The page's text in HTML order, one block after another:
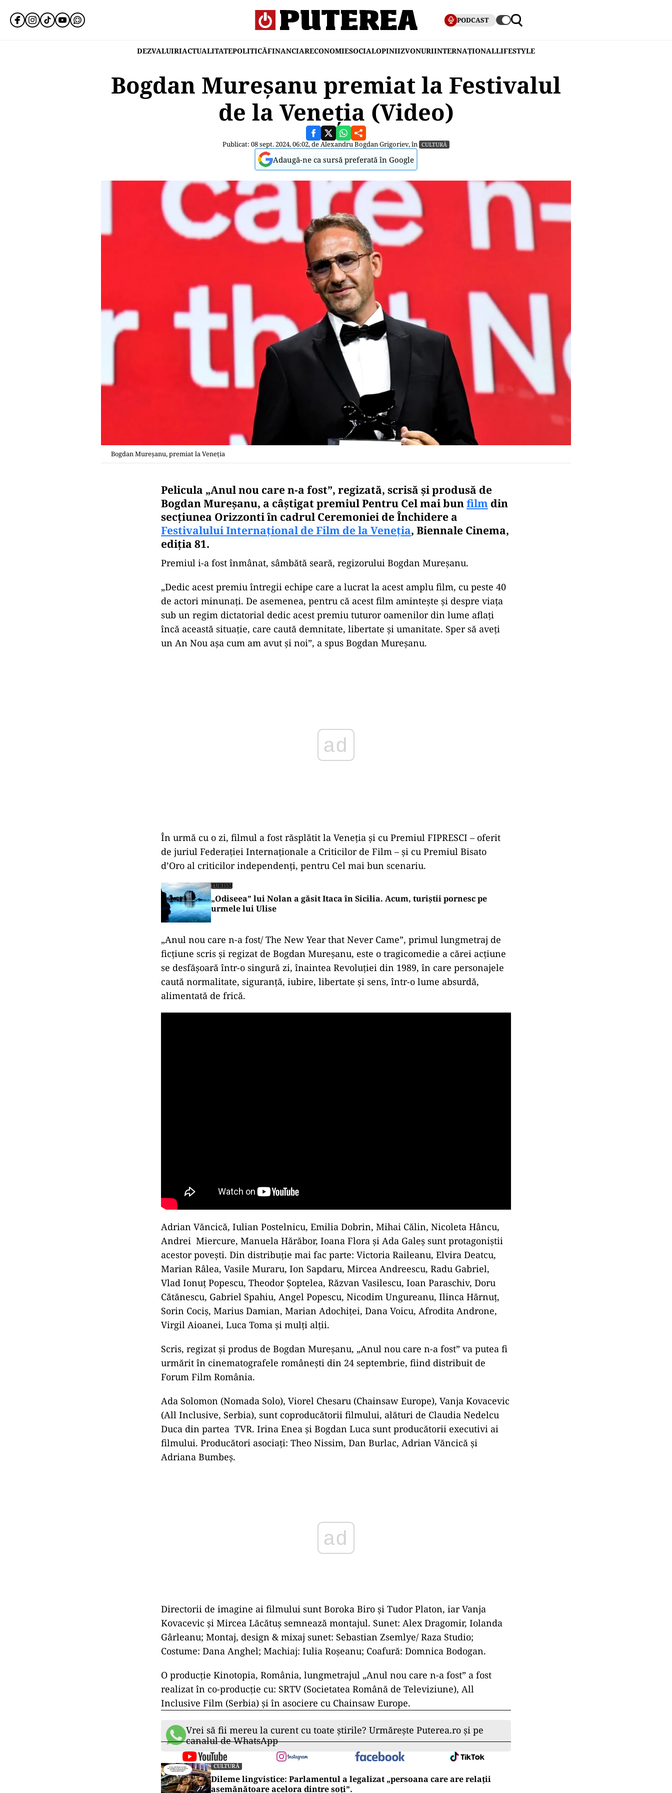
PODCAST
DEZVALUIRIACTUALITATEPOLITICĂFINANCIARECONOMIESOCIALOPINIIZVONURIINTERNAȚIONALLIFESTYLE
Bogdan Mureșanu premiat la Festivalul
de la Veneția (Video)
Publicat: 08 sept. 2024, 06:02, deAlexandru Bogdan Grigoriev, în CULTURĂ
Adaugă-ne ca sursă preferată în Google
Bogdan Mureșanu, premiat la Veneția
Pelicula „Anul nou care n-a fost”, regizată, scrisă şi produsă de
Bogdan Mureşanu, a câştigat premiul Pentru Cel mai bunfilm din
secţiunea Orizzonti în cadrul Ceremoniei de Închidere a
Festivalului Internaţional de Film de la Veneţia, Biennale Cinema,
ediţia 81.
Premiul i-a fost înmânat, sâmbătă seară, regizorului Bogdan Mureşanu.
„Dedic acest premiu întregii echipe care a lucrat la acest amplu film, cu peste 40
de actori minunaţi. De asemenea, pentru că acest film aminteşte şi despre viaţa
sub un regim dictatorial dedic acest premiu tuturor oamenilor din lume aflaţi
încă această situaţie, care caută demnitate, libertate şi umanitate. Sper să aveţi
un An Nou aşa cum am avut şi noi”, a spus Bogdan Mureşanu.
ad
În urmă cu o zi, filmul a fost răsplătit la Veneţia şi cu Premiul FIPRESCI – oferit
de juriul Federaţiei Internaţionale a Criticilor de Film – şi cu Premiul Bisato
d’Oro al criticilor independenţi, pentru Cel mai bun scenariu.
TURISM
„Odiseea” lui Nolan a găsit Itaca în Sicilia. Acum, turiștii pornesc pe
urmele lui Ulise
„Anul nou care n-a fost/ The New Year that Never Came”, primul lungmetraj de
ficţiune scris şi regizat de Bogdan Mureşanu, este o tragicomedie a cărei acţiune
se desfăşoară într-o singură zi, înaintea Revoluţiei din 1989, în care personajele
caută normalitate, siguranţă, iubire, libertate şi sens, într-o lume absurdă,
alimentată de frică.
Adrian Văncică, Iulian Postelnicu, Emilia Dobrin, Mihai Călin, Nicoleta Hâncu,
Andrei Miercure, Manuela Hărăbor, Ioana Flora şi Ada Galeş sunt protagoniştii
acestor poveşti. Din distribuţie mai fac parte: Victoria Raileanu, Elvira Deatcu,
Marian Râlea, Vasile Muraru, Ion Sapdaru, Mircea Andreescu, Radu Gabriel,
Vlad Ionuţ Popescu, Theodor Şoptelea, Răzvan Vasilescu, Ioan Paraschiv, Doru
Cătănescu, Gabriel Spahiu, Angel Popescu, Nicodim Ungureanu, Ilinca Hărnuţ,
Sorin Cociş, Marius Damian, Marian Adochiţei, Dana Voicu, Afrodita Androne,
Virgil Aioanei, Luca Toma şi mulţi alţii.
Scris, regizat şi produs de Bogdan Mureşanu, „Anul nou care n-a fost” va putea fi
urmărit în cinematografele româneşti din 24 septembrie, fiind distribuit de
Forum Film România.
Ada Solomon (Nomada Solo), Viorel Chesaru (Chainsaw Europe), Vanja Kovacevic
(All Inclusive, Serbia), sunt coproducătorii filmului, alături de Claudia Nedelcu
Duca din partea TVR. Irina Enea şi Bogdan Luca sunt producătorii executivi ai
filmului. Producători asociaţi: Theo Nissim, Dan Burlac, Adrian Văncică şi
Adriana Bumbeş.
ad
Directorii de imagine ai filmului sunt Boroka Biro şi Tudor Platon, iar Vanja
Kovacevic şi Mircea Lăcătuş semnează montajul. Sunet: Alex Dragomir, Iolanda
Gârleanu; Montaj, design & mixaj sunet: Sebastian Zsemlye/ Raza Studio;
Costume: Dana Anghel; Machiaj: Iulia Roşeanu; Coafură: Domnica Bodogan.
O producţie Kinotopia, România, lungmetrajul „Anul nou care n-a fost” a fost
realizat în co-producţie cu: SRTV (Societatea Română de Televiziune), All
Inclusive Film (Serbia) şi în asociere cu Chainsaw Europe.
Vrei să fii mereu la curent cu toate știrile? Urmărește Puterea.ro și pe
canalul de WhatsApp
CULTURĂ
Dileme lingvistice: Parlamentul a legalizat „persoana care are relații
asemănătoare acelora dintre soți”.